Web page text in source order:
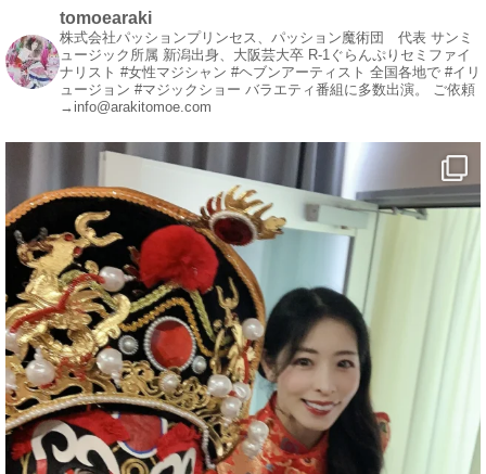
#イベント
#宴会
#余興
1 5 X
マジシャン派遣 パッションプリンセス【公式】
@comedy_illusion · 5 8月
お疲れ様です
YouTubeを更新しました
https://youtu.be/9Vo2WgtDLME @YouTube
#企業公式がお疲れ様を言い合う
#チャンネル登録おねがいします
#愛媛県
#新居浜市
#幸福駅
#別子銅山
tomoearaki
株式会社パッションプリンセス、パッション魔術団 代表 サンミ
ュージック所属 新潟出身、大阪芸大卒 R-1ぐらんぷりセミファイ
ナリスト #女性マジシャン #ヘブンアーティスト 全国各地で #イリ
ュージョン #マジックショー バラエティ番組に多数出演。 ご依頼
→info@arakitomoe.com